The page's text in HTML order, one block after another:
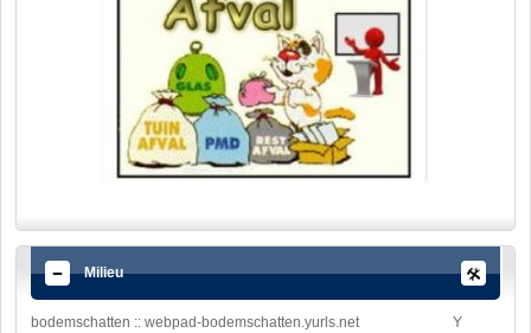
Milieu
bodemschatten :: webpad-bodemschatten.yurls.net
Y